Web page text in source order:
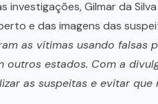
investigações, Gilmar da
e das imagens das
as vítimas usando
outros estados. Com a
as suspeitas e evitar